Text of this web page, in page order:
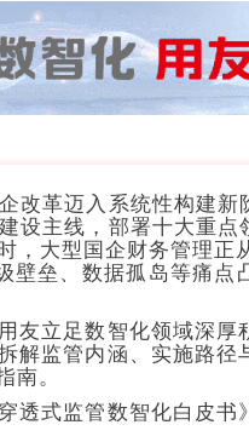
改革迈入系统性构建
设主线，部署十大重
，大型国企财务管理正
壁垒、数据孤岛等痛点
友立足数智化领域深厚
解监管内涵、实施路
南。
透式监管数智化白皮书